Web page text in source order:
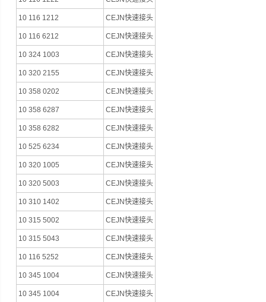
10 116 1212 CEJN快速接头
10 116 6212 CEJN快速接头
10 324 1003 CEJN快速接头
10 320 2155 CEJN快速接头
10 358 0202 CEJN快速接头
10 358 6287 CEJN快速接头
10 358 6282 CEJN快速接头
10 525 6234 CEJN快速接头
10 320 1005 CEJN快速接头
10 320 5003 CEJN快速接头
10 310 1402 CEJN快速接头
10 315 5002 CEJN快速接头
10 315 5043 CEJN快速接头
10 116 5252 CEJN快速接头
10 345 1004 CEJN快速接头
10 345 1004 CEJN快速接头